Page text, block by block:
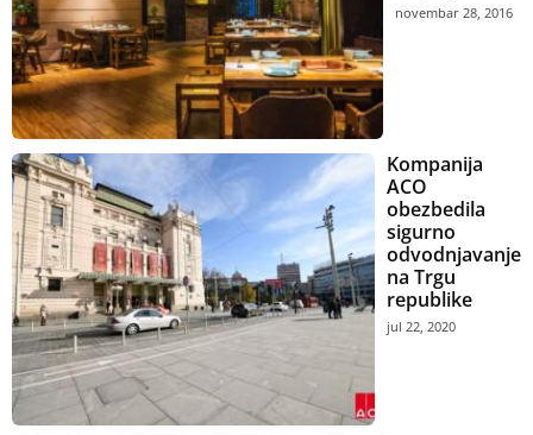
novembar 28, 2016
Kompanija
ACO
obezbedila
sigurno
odvodnjavanje
na Trgu
republike
jul 22, 2020